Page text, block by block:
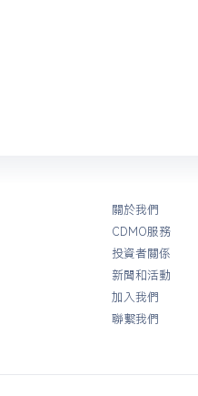
關於我們
CDMO服務
投資者關係
新聞和活動
加入我們
聯繫我們